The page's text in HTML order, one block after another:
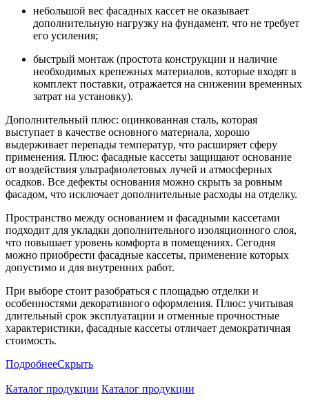
небольшой вес фасадных кассет не оказывает
дополнительную нагрузку на фундамент, что не требует
его усиления;
быстрый монтаж (простота конструкции и наличие
необходимых крепежных материалов, которые входят в
комплект поставки, отражается на снижении временных
затрат на установку).
Дополнительный плюс: оцинкованная сталь, которая
выступает в качестве основного материала, хорошо
выдерживает перепады температур, что расширяет сферу
применения. Плюс: фасадные кассеты защищают основание
от воздействия ультрафиолетовых лучей и атмосферных
осадков. Все дефекты основания можно скрыть за ровным
фасадом, что исключает дополнительные расходы на отделку.
Пространство между основанием и фасадными кассетами
подходит для укладки дополнительного изоляционного слоя,
что повышает уровень комфорта в помещениях. Сегодня
можно приобрести фасадные кассеты, применение которых
допустимо и для внутренних работ.
При выборе стоит разобраться с площадью отделки и
особенностями декоративного оформления. Плюс: учитывая
длительный срок эксплуатации и отменные прочностные
характеристики, фасадные кассеты отличает демократичная
стоимость.
ПодробнееСкрыть
Каталог продукции Каталог продукции